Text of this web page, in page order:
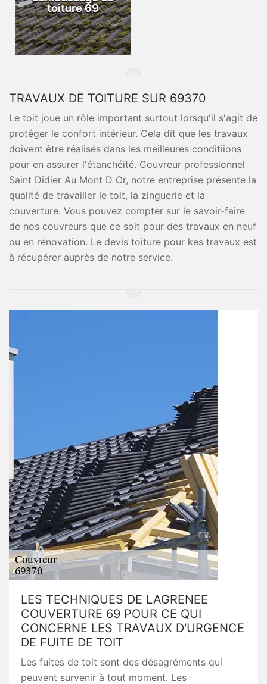
toiture 69
TRAVAUX DE TOITURE SUR 69370
Le toit joue un rôle important surtout lorsqu'il s'agit de
protéger le confort intérieur. Cela dit que les travaux
doivent être réalisés dans les meilleures conditiions
pour en assurer l'étanchéité. Couvreur professionnel
Saint Didier Au Mont D Or, notre entreprise présente la
qualité de travailler le toit, la zinguerie et la
couverture. Vous pouvez compter sur le savoir-faire
de nos couvreurs que ce soit pour des travaux en neuf
ou en rénovation. Le devis toiture pour kes travaux est
à récupérer auprès de notre service.
LES TECHNIQUES DE LAGRENEE
COUVERTURE 69 POUR CE QUI
CONCERNE LES TRAVAUX D'URGENCE
DE FUITE DE TOIT
Les fuites de toit sont des désagréments qui
peuvent survenir à tout moment. Les